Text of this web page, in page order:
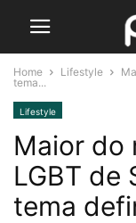
Home Lifestyle
tema...
Lifestyle
Maior do
LGBT de
tema